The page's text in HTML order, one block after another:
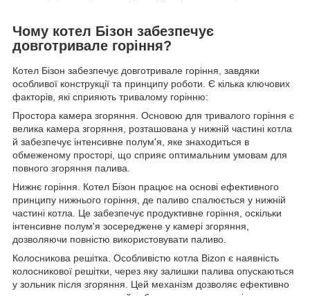
Чому котел Бізон забезпечує
довготривале горіння?
Котел Бізон забезпечує довготривале горіння, завдяки
особливої конструкції та принципу роботи. Є кілька ключових
факторів, які сприяють тривалому горінню:
Простора камера згоряння. Основою для тривалого горіння є
велика камера згоряння, розташована у нижній частині котла
й забезпечує інтенсивне полум'я, яке знаходиться в
обмеженому просторі, що сприяє оптимальним умовам для
повного згоряння палива.
Нижнє горіння. Котел Бізон працює на основі ефективного
принципу нижнього горіння, де паливо спалюється у нижній
частині котла. Це забезпечує продуктивне горіння, оскільки
інтенсивне полум'я зосереджене у камері згоряння,
дозволяючи повністю використовувати паливо.
Колосникова решітка. Особливістю котла Bizon є наявність
колосникової решітки, через яку залишки палива опускаються
у зольник після згоряння. Цей механізм дозволяє ефективно